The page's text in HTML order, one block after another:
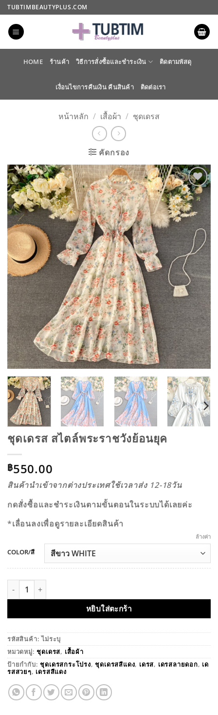
ข้าม
ไป
เนื้อหา
TUBTIMBEAUTYPLUS.COM
HOME ร้านค้า วิธีการสั่งซื้อและชำระเงิน ติดตามพัสดุ
เงื่อนไขการคืนเงิน คืนสินค้า ติดต่อเรา
หน้าหลัก / เสื้อผ้า / ชุดเดรส
คัดกรอง
ADD TO
WISHLIST
ชุดเดรส สไตล์พระราชวังย้อนยุค
฿550.00
สินค้านำเข้าจากต่างประเทศใช้เวลาส่ง 12-18วัน
กดสั่งซื้อและชำระเงินตามขั้นตอนในระบบได้เลยค่ะ
*เลื่อนลงเพื่อดูรายละเอียดสินค้า
COLOR/สี
ล้างค่า
หยิบใส่ตะกร้า
รหัสสินค้า:ไม่ระบุ
หมวดหมู่:ชุดเดรส, เสื้อผ้า
ป้ายกำกับ:ชุดเดรสกระโปรง,ชุดเดรสสีแดง, เดรส, เดรสลายดอก, เด
รสสวยๆ, เดรสสีแดง